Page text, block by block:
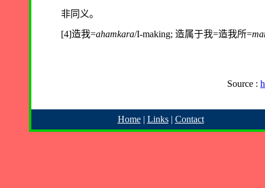
非同义。
[4]造我=ahamkara/I-making; 造属于我=造我所=
Source :
Home| Links| Contact